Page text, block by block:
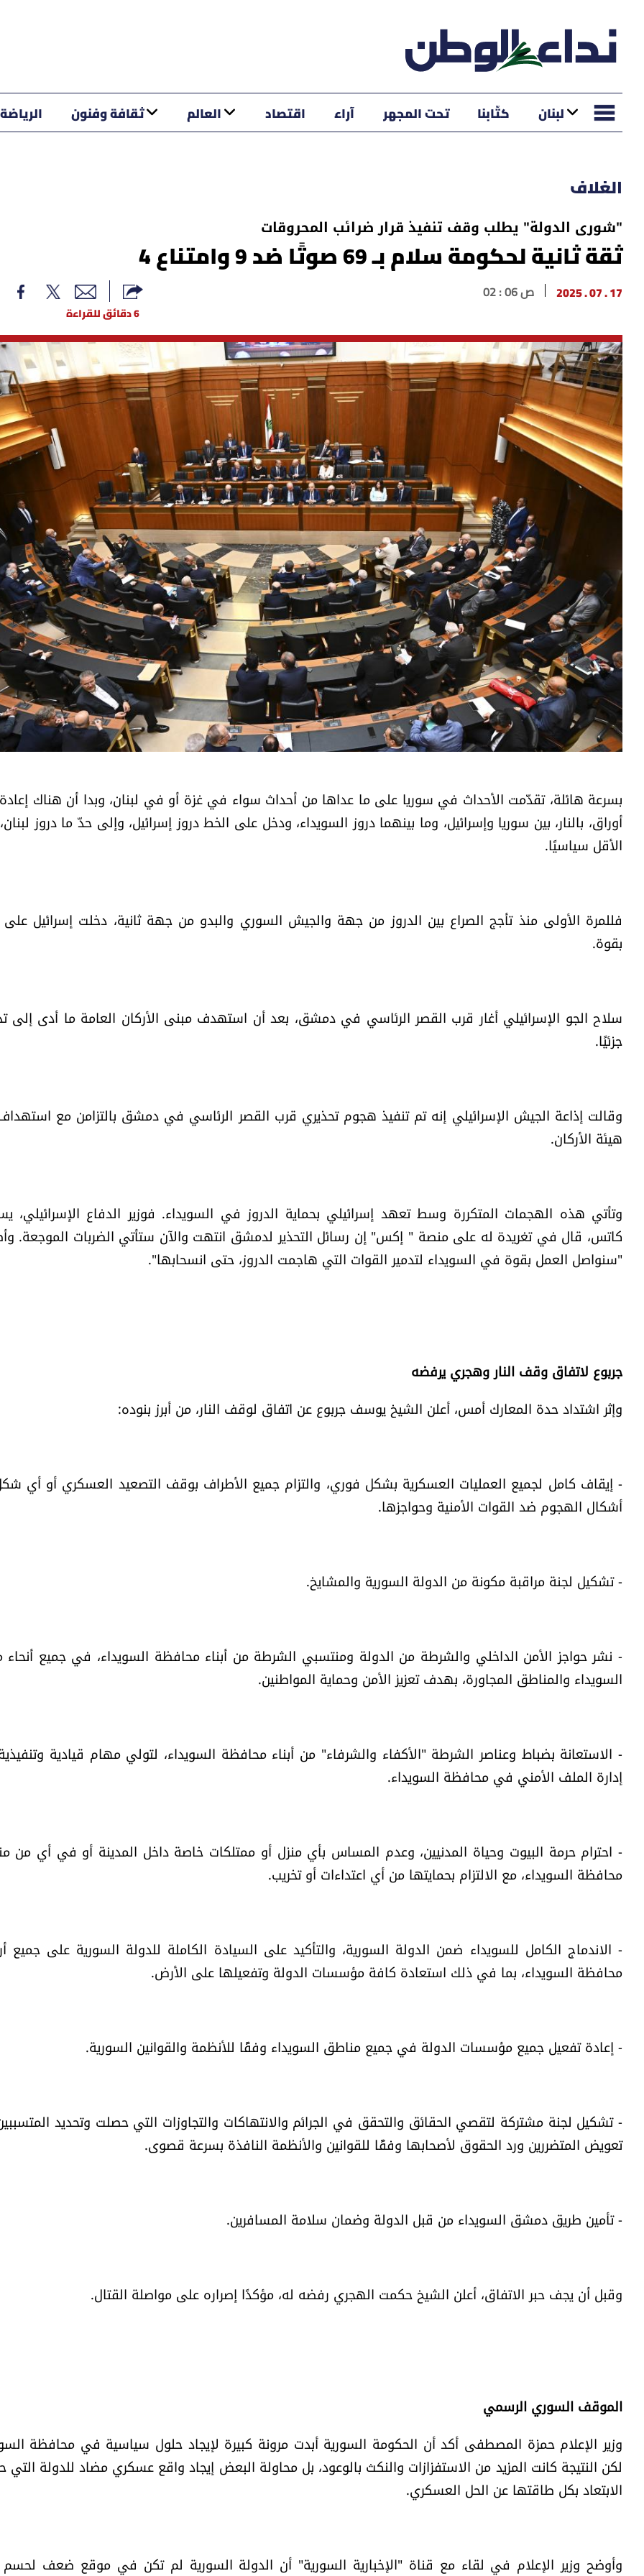
لبنان كتّابنا تحت المجهر آراء اقتصاد العالم ثقافة وفنون الرياضة
الغلاف
"شورى الدولة" يطلب وقف تنفيذ قرار ضرائب المحروقات
ثقة ثانية لحكومة سلام بـ 69 صوتًا ضد 9 وامتناع 4
17 . 07 . 2025 02 : 06 ص
6 دقائق للقراءة
بسرعة هائلة، تقدَّمت الأحداث في سوريا على ما عداها من أحداث سواء في غزة أو في لبنان، وبدا أن هناك
أوراق، بالنار، بين سوريا وإسرائيل، وما بينهما دروز السويداء، ودخل على الخط دروز إسرائيل، وإلى حدّ ما دروز
الأقل سياسيًا.
فللمرة الأولى منذ تأجج الصراع بين الدروز من جهة والجيش السوري والبدو من جهة ثانية، دخلت إسرائيل
بقوة.
سلاح الجو الإسرائيلي أغار قرب القصر الرئاسي في دمشق، بعد أن استهدف مبنى الأركان العامة ما أدى إلى
جزئيًا.
وقالت إذاعة الجيش الإسرائيلي إنه تم تنفيذ هجوم تحذيري قرب القصر الرئاسي في دمشق بالتزامن مع
هيئة الأركان.
وتأتي هذه الهجمات المتكررة وسط تعهد إسرائيلي بحماية الدروز في السويداء. فوزير الدفاع الإسرائيلي،
كاتس، قال في تغريدة له على منصة " إكس" إن رسائل التحذير لدمشق انتهت والآن ستأتي الضربات الموجعة.
"سنواصل العمل بقوة في السويداء لتدمير القوات التي هاجمت الدروز، حتى انسحابها".
جربوع لاتفاق وقف النار وهجري يرفضه
وإثر اشتداد حدة المعارك أمس، أعلن الشيخ يوسف جربوع عن اتفاق لوقف النار، من أبرز بنوده:
- إيقاف كامل لجميع العمليات العسكرية بشكل فوري، والتزام جميع الأطراف بوقف التصعيد العسكري أو أي
أشكال الهجوم ضد القوات الأمنية وحواجزها.
- تشكيل لجنة مراقبة مكونة من الدولة السورية والمشايخ.
- نشر حواجز الأمن الداخلي والشرطة من الدولة ومنتسبي الشرطة من أبناء محافظة السويداء، في جميع أنحاء
السويداء والمناطق المجاورة، بهدف تعزيز الأمن وحماية المواطنين.
- الاستعانة بضباط وعناصر الشرطة "الأكفاء والشرفاء" من أبناء محافظة السويداء، لتولي مهام قيادية
إدارة الملف الأمني في محافظة السويداء.
- احترام حرمة البيوت وحياة المدنيين، وعدم المساس بأي منزل أو ممتلكات خاصة داخل المدينة أو في أي من
محافظة السويداء، مع الالتزام بحمايتها من أي اعتداءات أو تخريب.
- الاندماج الكامل للسويداء ضمن الدولة السورية، والتأكيد على السيادة الكاملة للدولة السورية على جميع
محافظة السويداء، بما في ذلك استعادة كافة مؤسسات الدولة وتفعيلها على الأرض.
- إعادة تفعيل جميع مؤسسات الدولة في جميع مناطق السويداء وفقًا للأنظمة والقوانين السورية.
- تشكيل لجنة مشتركة لتقصي الحقائق والتحقق في الجرائم والانتهاكات والتجاوزات التي حصلت وتحديد
تعويض المتضررين ورد الحقوق لأصحابها وفقًا للقوانين والأنظمة النافذة بسرعة قصوى.
- تأمين طريق دمشق السويداء من قبل الدولة وضمان سلامة المسافرين.
وقبل أن يجف حبر الاتفاق، أعلن الشيخ حكمت الهجري رفضه له، مؤكدًا إصراره على مواصلة القتال.
الموقف السوري الرسمي
وزير الإعلام حمزة المصطفى أكد أن الحكومة السورية أبدت مرونة كبيرة لإيجاد حلول سياسية في محافظة
لكن النتيجة كانت المزيد من الاستفزازات والنكث بالوعود، بل محاولة البعض إيجاد واقع عسكري مضاد للدولة التي
الابتعاد بكل طاقتها عن الحل العسكري.
وأوضح وزير الإعلام في لقاء مع قناة "الإخبارية السورية" أن الدولة السورية لم تكن في موقع ضعف